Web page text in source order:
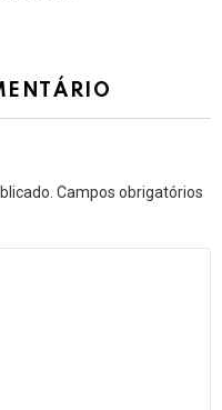
Campos obrigatórios